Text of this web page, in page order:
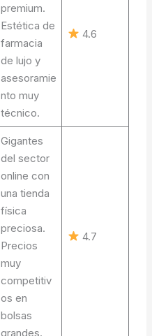
premium.
Estética de
farmacia
de lujo y
asesoramie
nto muy
técnico.
4.6
Gigantes
del sector
online con
una tienda
física
preciosa.
Precios
muy
competitiv
os en
bolsas
grandes.
4.7